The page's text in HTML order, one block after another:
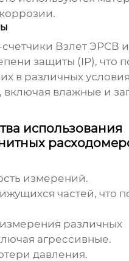
Взлет ЭРСВ
защиты (IP), что
в различных
включая влажные и
использования
измерений.
частей, что
различных
агрессивные.
давления.